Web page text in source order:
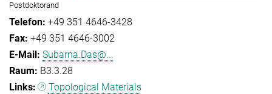
Postdoktorand
+49 351 4646-3428
+49 351 4646-3002
Subarna.Das@...
B3.3.28
Topological Materials